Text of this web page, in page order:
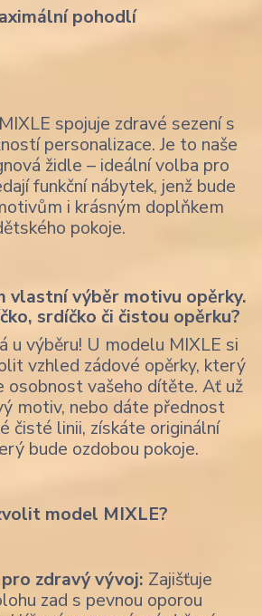
pohodlí
spojuje zdravé sezení s
personalizace. Je to naše
židle – ideální volba pro
funkční nábytek, jenž bude
i krásným doplňkem
pokoje.
vlastní výběr motivu opěrky.
srdíčko či čistou opěrku?
u výběru! U modelu MIXLE si
vzhled zádové opěrky, který
osobnost vašeho dítěte. Ať už
motiv, nebo dáte přednost
čisté linii, získáte originální
bude ozdobou pokoje.
model MIXLE?
zdravý vývoj: Zajišťuje
zad s pevnou oporou